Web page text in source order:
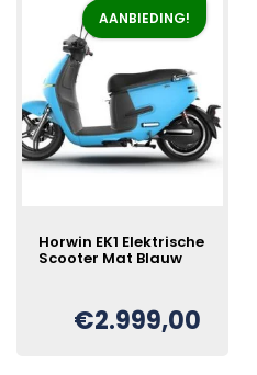
AANBIEDING!
Horwin EK1 Elektrische
Scooter Mat Blauw
Oorspronkelijke
€2.999,00
Huidige